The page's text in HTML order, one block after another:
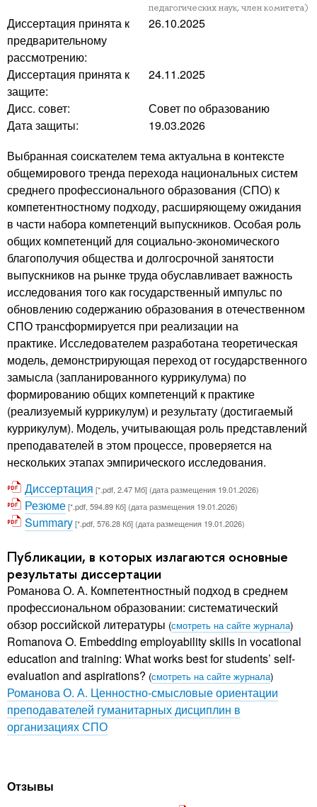
педагогических наук, член комитета)
Диссертация принята к
предварительному
рассмотрению:
26.10.2025
Диссертация принята к
защите:
24.11.2025
Дисс. совет:
Совет по образованию
Дата защиты:
19.03.2026
Выбранная соискателем тема актуальна в контексте
общемирового тренда перехода национальных систем
среднего профессионального образования (СПО) к
компетентностному подходу, расширяющему ожидания
в части набора компетенций выпускников. Особая роль
общих компетенций для социально-экономического
благополучия общества и долгосрочной занятости
выпускников на рынке труда обуславливает важность
исследования того как государственный импульс по
обновлению содержанию образования в отечественном
СПО трансформируется при реализации на
практике. Исследователем разработана теоретическая
модель, демонстрирующая переход от государственного
замысла (запланированного куррикулума) по
формированию общих компетенций к практике
(реализуемый куррикулум) и результату (достигаемый
куррикулум). Модель, учитывающая роль представлений
преподавателей в этом процессе, проверяется на
нескольких этапах эмпирического исследования.
Диссертация [*.pdf, 2.47 Мб] (дата размещения 19.01.2026)
Резюме[*.pdf, 594.89 Кб] (дата размещения 19.01.2026)
Summary[*.pdf, 576.28 Кб] (дата размещения 19.01.2026)
Публикации, в которых излагаются основные
результаты диссертации
Романова О. А. Компетентностный подход в среднем
профессиональном образовании: систематический
обзор российской литературы (смотреть на сайте журнала)
Romanova O. Embedding employability skills in vocational
education and training: What works best for students’ self-
evaluation and aspirations? (смотреть на сайте журнала)
Романова О. А. Ценностно-смысловые ориентации
преподавателей гуманитарных дисциплин в
организациях СПО
Отзывы